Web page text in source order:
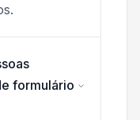
formulário